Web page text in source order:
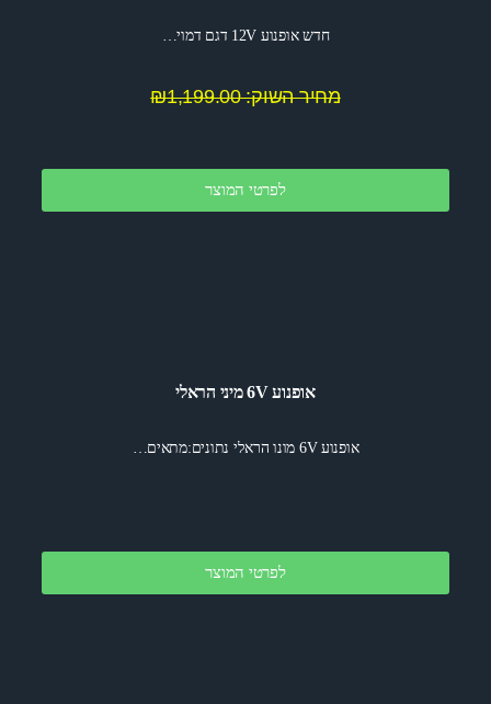
חדש אופנוע 12V דגם דמוי…
מחיר השוק: ₪1,199.00
לפרטי המוצר
אופנוע 6V מיני הראלי
אופנוע 6V מונו הראלי נתונים:מתאים…
לפרטי המוצר